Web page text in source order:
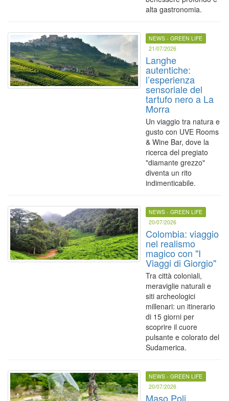
alta gastronomia.
NEWS - GREEN LIFE
21/07/2026
Langhe
autentiche:
l’esperienza
sensoriale del
tartufo nero a La
Morra
Un viaggio tra natura e
gusto con UVE Rooms
& Wine Bar, dove la
ricerca del pregiato
"diamante grezzo"
diventa un rito
indimenticabile.
NEWS - GREEN LIFE
20/07/2026
Colombia: viaggio
nel realismo
magico con "I
Viaggi di Giorgio"
Tra città coloniali,
meraviglie naturali e
siti archeologici
millenari: un itinerario
di 15 giorni per
scoprire il cuore
pulsante e colorato del
Sudamerica.
NEWS - GREEN LIFE
20/07/2026
Maso Poli